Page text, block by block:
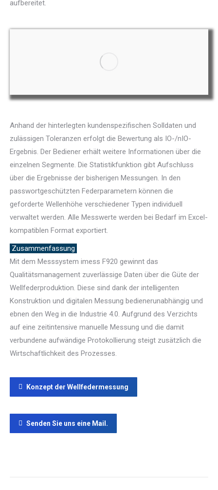
aufbereitet.
Anhand der hinterlegten kundenspezifischen Solldaten und
zulässigen Toleranzen erfolgt die Bewertung als IO-/nIO-
Ergebnis. Der Bediener erhält weitere Informationen über die
einzelnen Segmente. Die Statistikfunktion gibt Aufschluss
über die Ergebnisse der bisherigen Messungen. In den
passwortgeschützten Federparametern können die
geforderte Wellenhöhe verschiedener Typen individuell
verwaltet werden. Alle Messwerte werden bei Bedarf im Excel-
kompatiblen Format exportiert.
Zusammenfassung
Mit dem Messsystem imess F920 gewinnt das
Qualitätsmanagement zuverlässige Daten über die Güte der
Wellfederproduktion. Diese sind dank der intelligenten
Konstruktion und digitalen Messung bedienerunabhängig und
ebnen den Weg in die Industrie 4.0. Aufgrund des Verzichts
auf eine zeitintensive manuelle Messung und die damit
verbundene aufwändige Protokollierung steigt zusätzlich die
Wirtschaftlichkeit des Prozesses.
Konzept der Wellfedermessung
Senden Sie uns eine Mail.